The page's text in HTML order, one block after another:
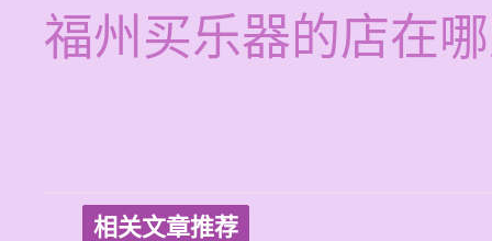
福州买乐器的店在
相关文章推荐